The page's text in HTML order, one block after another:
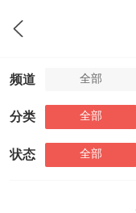
频道 全部
分类 全部
状态 全部